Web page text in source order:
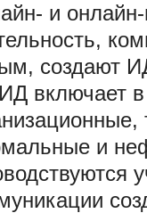
и
создают
включает в
и